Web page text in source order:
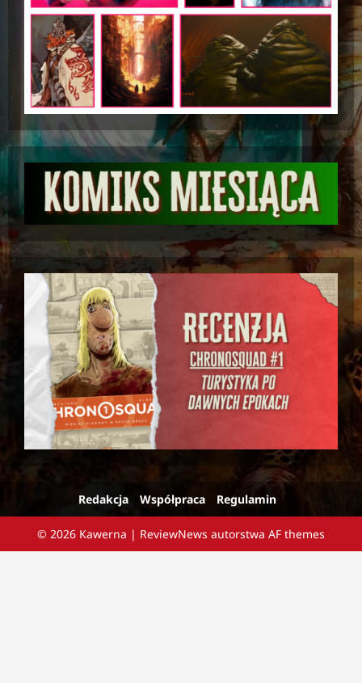
Redakcja Współpraca Regulamin
© 2026 Kawerna | ReviewNews autorstwa AF themes